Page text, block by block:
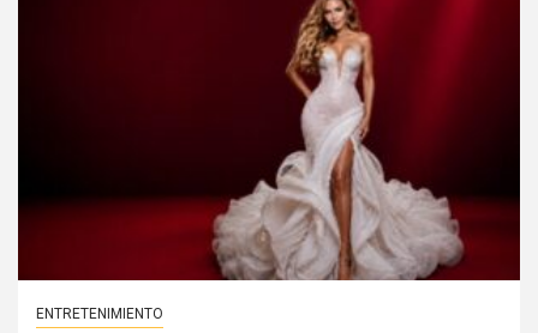
ENTRETENIMIENTO